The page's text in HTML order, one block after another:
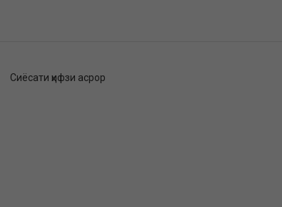
Сиёсати ҳифзи асрор